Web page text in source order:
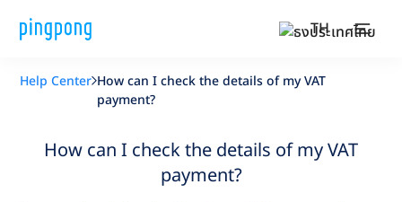
TH
Help Center How can I check the details of my VAT
payment?
How can I check the details of my VAT
payment?